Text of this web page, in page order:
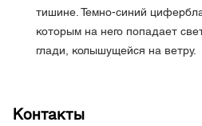
тишине. Темно-синий
которым на него попадает
глади, колышущейся на ветру.
Контакты